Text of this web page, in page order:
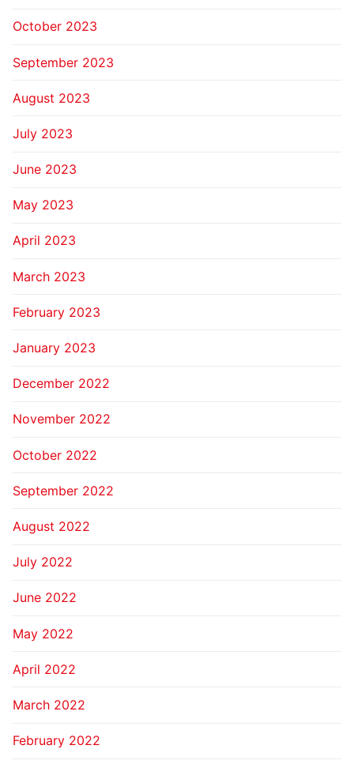
October 2023
September 2023
August 2023
July 2023
June 2023
May 2023
April 2023
March 2023
February 2023
January 2023
December 2022
November 2022
October 2022
September 2022
August 2022
July 2022
June 2022
May 2022
April 2022
March 2022
February 2022